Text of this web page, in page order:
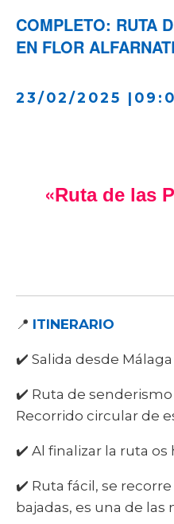
COMPLETO: RUTA
EN FLOR
23/02/2025
«Ruta de las
📍 ITINERARIO
✔️ Salida desde Málaga
✔️ Ruta de
Recorrido circular de
✔️ Al finalizar la ruta
✔️ Ruta fácil, se
bajadas, es una de